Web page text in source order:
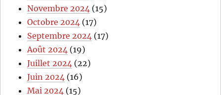
Novembre 2024 (15)
Octobre 2024 (17)
Septembre 2024 (17)
Août 2024 (19)
Juillet 2024 (22)
Juin 2024 (16)
Mai 2024 (15)